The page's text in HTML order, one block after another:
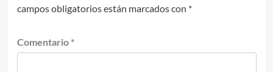
campos obligatorios están marcados con *
Comentario *